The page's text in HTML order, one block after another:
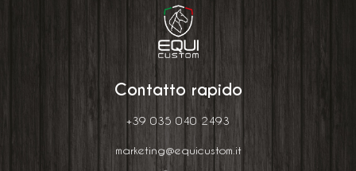
Contatto rapido
+39 035 040 2493
marketing@equicustom.it